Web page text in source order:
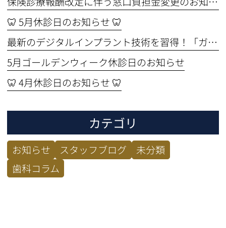
🦷 5月休診日のお知らせ 🦷
最新のデジタルインプラント技術を習得！「ガイド手術セミナー」に参加してきました🦷✨
5月ゴールデンウィーク休診日のお知らせ
🦷 4月休診日のお知らせ 🦷
カテゴリ
お知らせ スタッフブログ
未分類
歯科コラム